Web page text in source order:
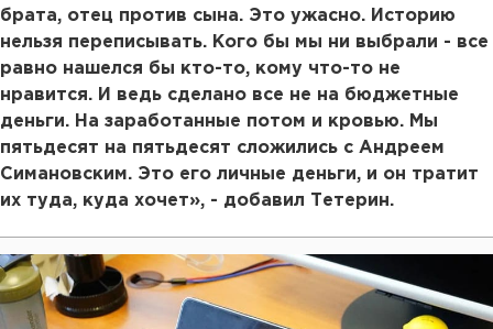
брата, отец против сына. Это ужасно. Историю
нельзя переписывать. Кого бы мы ни выбрали - все
равно нашелся бы кто-то, кому что-то не
нравится. И ведь сделано все не на бюджетные
деньги. На заработанные потом и кровью. Мы
пятьдесят на пятьдесят сложились с Андреем
Симановским. Это его личные деньги, и он тратит
их туда, куда хочет», - добавил Тетерин.